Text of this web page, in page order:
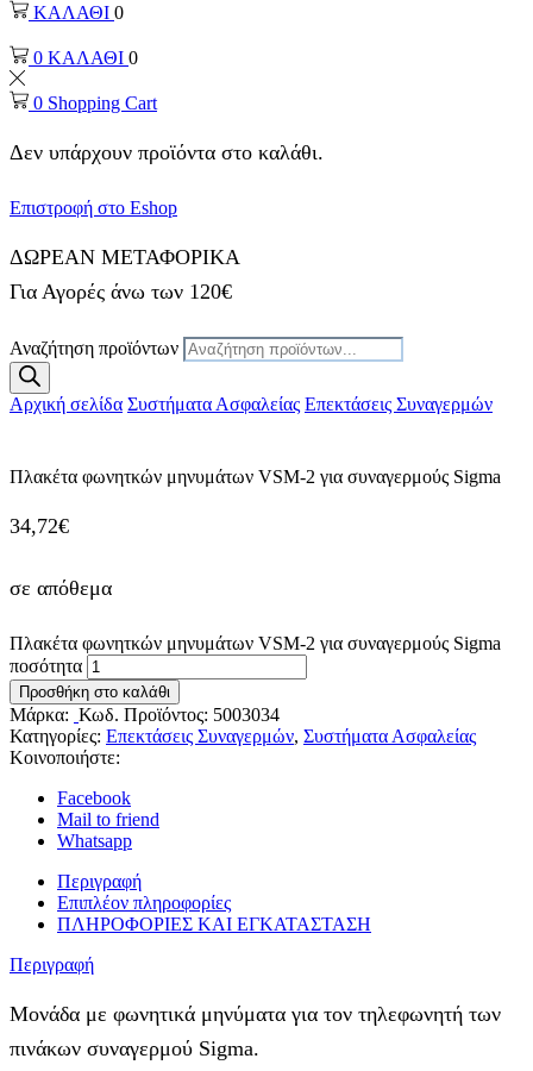
ΚΑΛΑΘΙ 0
0 ΚΑΛΑΘΙ 0
0 Shopping Cart
Δεν υπάρχουν προϊόντα στο καλάθι.
Επιστροφή στο Eshop
ΔΩΡΕΑΝ ΜΕΤΑΦΟΡΙΚΑ
Για Αγορές άνω των 120€
Αναζήτηση προϊόντων
Αρχική σελίδα Συστήματα Ασφαλείας Επεκτάσεις Συναγερμών
Πλακέτα φωνητκών μηνυμάτων VSM-2 για συναγερμούς Sigma
34,72€
σε απόθεμα
Πλακέτα φωνητκών μηνυμάτων VSM-2 για συναγερμούς Sigma
ποσότητα
Προσθήκη στο καλάθι
Μάρκα: Κωδ. Προϊόντος: 5003034
Κατηγορίες: Επεκτάσεις Συναγερμών, Συστήματα Ασφαλείας
Κοινοποιήστε:
Facebook
Mail to friend
Whatsapp
Περιγραφή
Επιπλέον πληροφορίες
ΠΛΗΡΟΦΟΡΙΕΣ ΚΑΙ ΕΓΚΑΤΑΣΤΑΣΗ
Περιγραφή
Μονάδα με φωνητικά μηνύματα για τον τηλεφωνητή των
πινάκων συναγερμού Sigma.